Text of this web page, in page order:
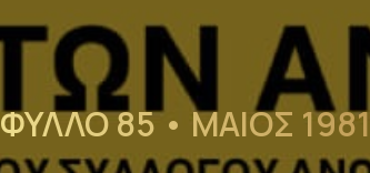
ΦΥΛΛΟ 85 • ΜΑΙΟΣ 1981